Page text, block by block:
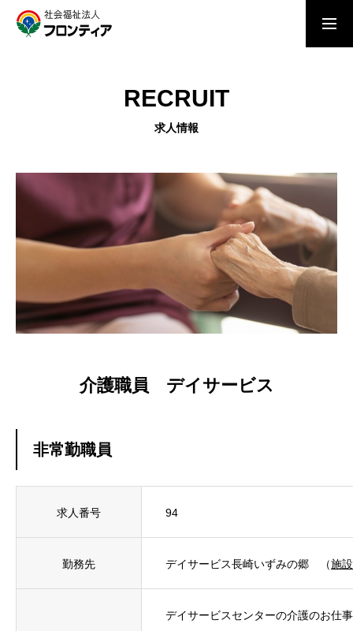
MESSAGE
理事長メッセージ
RECRUIT
求人一覧・採用エントリー
INTERVIEW
職員インタビュー
CORPORATION
経営理念・法人概要・事業所
WELFARE
働きやすい環境づくり・福利厚生等・教育制度
よくある質問
NEWS
RECRUIT
求人情報
介護職員 デイサービス
非常勤職員
求人番号 94
勤務先 デイサービス長崎いずみの郷 （施
デイサービスセンターの介護のお仕